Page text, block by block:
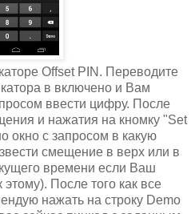
Offset PIN. Переводите
в включено и Вам
ввести цифру. После
и нажатия на кномку "Set
окно с запросом в какую
смещение в верх или в
времени если Ваш
После того как все
нажать на строку Demo